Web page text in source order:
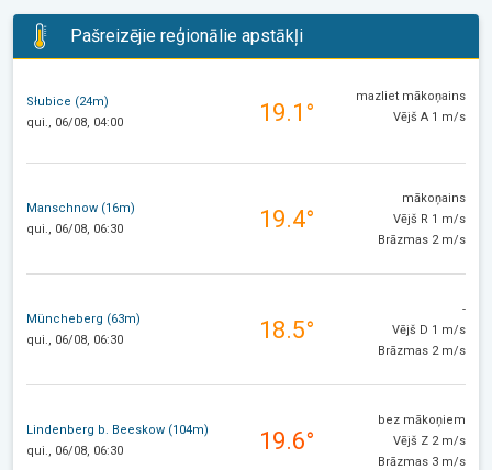
Pašreizējie reģionālie apstākļi
Słubice (24m)
qui., 06/08, 04:00
19.1°
mazliet mākoņains
Vējš A 1 m/s
Manschnow (16m)
qui., 06/08, 06:30
19.4°
mākoņains
Vējš R 1 m/s
Brāzmas 2 m/s
Müncheberg (63m)
qui., 06/08, 06:30
18.5°
-
Vējš D 1 m/s
Brāzmas 2 m/s
Lindenberg b. Beeskow (104m)
qui., 06/08, 06:30
19.6°
bez mākoņiem
Vējš Z 2 m/s
Brāzmas 3 m/s